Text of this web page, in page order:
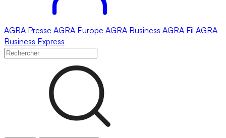
AGRA Presse AGRA Europe AGRA Business AGRA Fil AGRA
Business Express